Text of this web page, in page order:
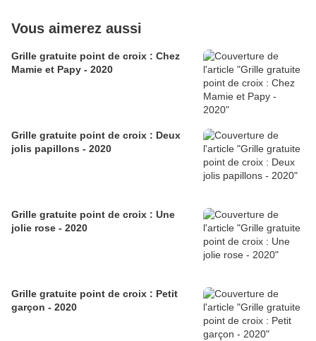
Vous aimerez aussi
Grille gratuite point de croix : Chez
Mamie et Papy - 2020
Grille gratuite point de croix : Deux
jolis papillons - 2020
Grille gratuite point de croix : Une
jolie rose - 2020
Grille gratuite point de croix : Petit
garçon - 2020